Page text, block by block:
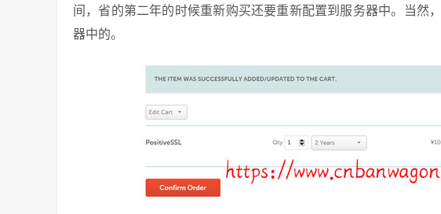
间，省的第二年的时候重新购买还要重新配置到服务器中。当然
器中的。